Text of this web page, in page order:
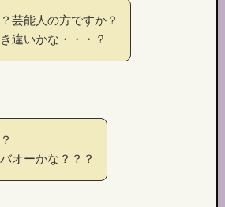
芸能人の方ですか？
違いかな・・・？
オーかな？？？